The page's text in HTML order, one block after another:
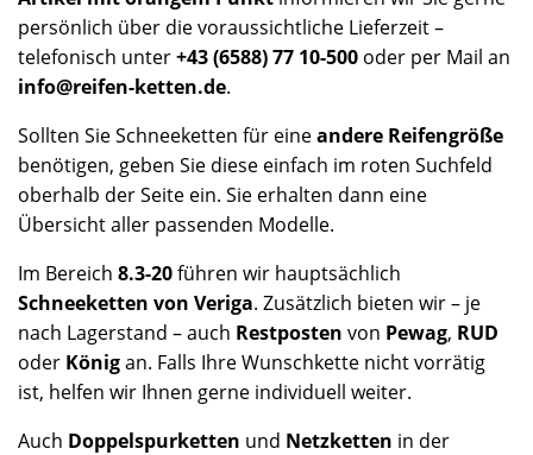
persönlich über die voraussichtliche Lieferzeit –
telefonisch unter+43 (6588) 77 10-500 oder per Mail an
info@reifen-ketten.de.
Sollten Sie Schneeketten für eineandere Reifengröße
benötigen, geben Sie diese einfach im roten Suchfeld
oberhalb der Seite ein. Sie erhalten dann eine
Übersicht aller passenden Modelle.
Im Bereich 8.3-20führen wir hauptsächlich
Schneeketten von Veriga. Zusätzlich bieten wir – je
nach Lagerstand – auch Restposten von Pewag, RUD
oder Königan. Falls Ihre Wunschkette nicht vorrätig
ist, helfen wir Ihnen gerne individuell weiter.
Auch Doppelspurketten und Netzketten in der